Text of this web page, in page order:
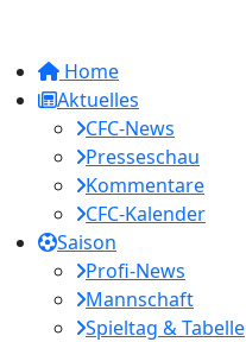
Home
Aktuelles
CFC-News
Presseschau
Kommentare
CFC-Kalender
Saison
Profi-News
Mannschaft
Spieltag & Tabelle